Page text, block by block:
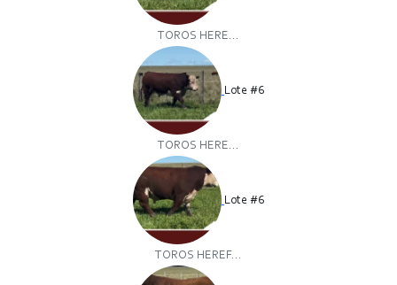
TOROS HERE...
Lote #6
TOROS HERE...
Lote #6
TOROS HEREF...